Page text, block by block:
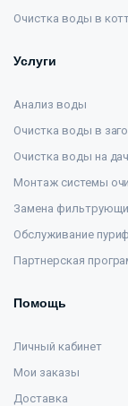
Очистка воды в
Услуги
Анализ воды
Очистка воды в
Очистка воды на
Монтаж системы
Замена
Обслуживание
Партнерская
Помощь
Личный кабинет
Мои заказы
Доставка